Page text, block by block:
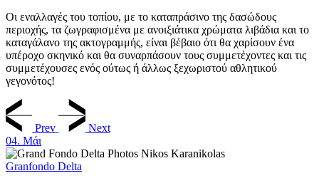
Οι εναλλαγές του τοπίου, με το καταπράσινο της δασώδους
περιοχής, τα ζωγραφισμένα με ανοιξιάτικα χρώματα λιβάδια και το
καταγάλανο της ακτογραμμής, είναι βέβαιο ότι θα χαρίσουν ένα
υπέροχο σκηνικό και θα συναρπάσουν τους συμμετέχοντες και τις
συμμετέχουσες ενός ούτως ή άλλως ξεχωριστού αθλητικού
γεγονότος!
Prev
Next
04. Μάι
Granfondo Delta